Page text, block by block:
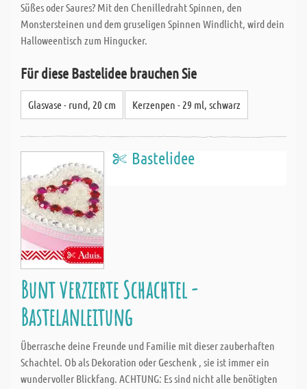
Süßes oder Saures? Mit den Chenilledraht Spinnen, den
Monstersteinen und dem gruseligen Spinnen Windlicht, wird dein
Halloweentisch zum Hingucker.
Für diese Bastelidee brauchen Sie
Glasvase - rund, 20 cm Kerzenpen - 29 ml, schwarz
Bastelidee
Bunt verzierte Schachtel -
Bastelanleitung
Überrasche deine Freunde und Familie mit dieser zauberhaften
Schachtel. Ob als Dekoration oder Geschenk , sie ist immer ein
wundervoller Blickfang. ACHTUNG: Es sind nicht alle benötigten